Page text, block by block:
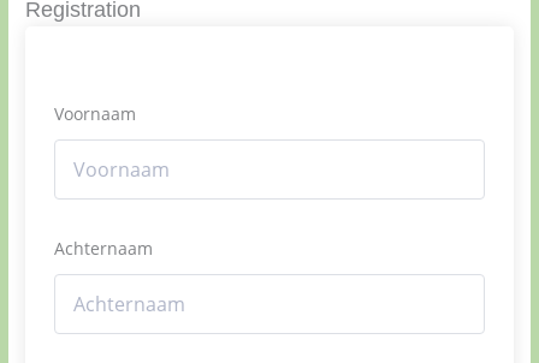
Registration
Voornaam
Achternaam